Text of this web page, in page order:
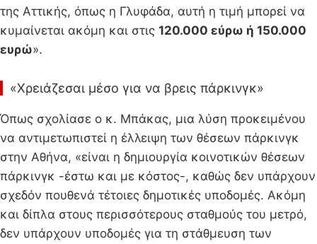
της Αττικής, όπως η Γλυφάδα, αυτή η τιμή μπορεί να
κυμαίνεται ακόμη και στις 120.000 εύρω ή 150.000
ευρώ».
«Χρειάζεσαι μέσο για να βρεις πάρκινγκ»
Όπως σχολίασε ο κ. Μπάκας, μια λύση προκειμένου
να αντιμετωπιστεί η έλλειψη των θέσεων πάρκινγκ
στην Αθήνα, «είναι η δημιουργία κοινοτικών θέσεων
πάρκινγκ -έστω και με κόστος-, καθώς δεν υπάρχουν
σχεδόν πουθενά τέτοιες δημοτικές υποδομές. Ακόμη
και δίπλα στους περισσότερους σταθμούς του μετρό,
δεν υπάρχουν υποδομές για τη στάθμευση των